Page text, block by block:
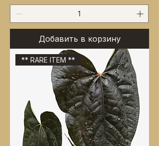
Добавить в корзину
** RARE ITEM **